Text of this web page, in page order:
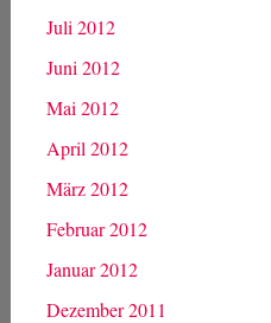
Juli 2012
Juni 2012
Mai 2012
April 2012
März 2012
Februar 2012
Januar 2012
Dezember 2011